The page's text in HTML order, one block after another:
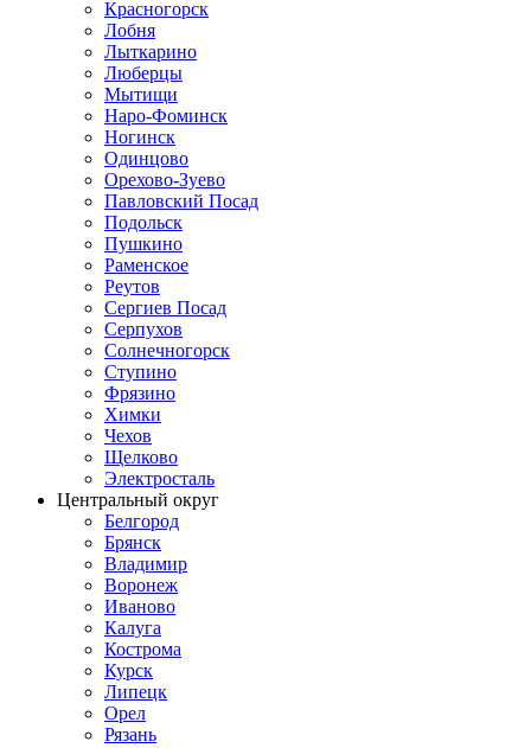
Красногорск
Лобня
Лыткарино
Люберцы
Мытищи
Наро-Фоминск
Ногинск
Одинцово
Орехово-Зуево
Павловский Посад
Подольск
Пушкино
Раменское
Реутов
Сергиев Посад
Серпухов
Солнечногорск
Ступино
Фрязино
Химки
Чехов
Щелково
Электросталь
Центральный округ
Белгород
Брянск
Владимир
Воронеж
Иваново
Калуга
Кострома
Курск
Липецк
Орел
Рязань